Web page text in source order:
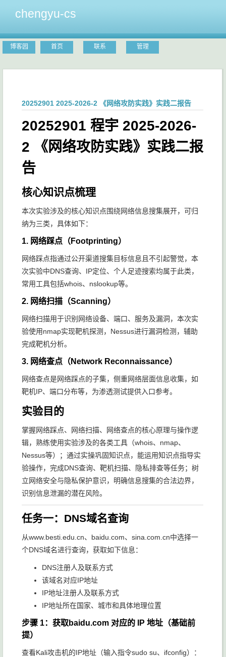
chengyu-cs
博客园 首页 联系 管理
20252901 2025-2026-2 《网络攻防实践》实践二报告
20252901 程宇 2025-2026-
2 《网络攻防实践》实践二报
告
核心知识点梳理
本次实验涉及的核心知识点围绕网络信息搜集展开，可归
纳为三类，具体如下：
1. 网络踩点（Footprinting）
网络踩点指通过公开渠道搜集目标信息且不引起警觉，本
次实验中DNS查询、IP定位、个人足迹搜索均属于此类，
常用工具包括whois、nslookup等。
2. 网络扫描（Scanning）
网络扫描用于识别网络设备、端口、服务及漏洞，本次实
验使用nmap实现靶机探测，Nessus进行漏洞检测，辅助
完成靶机分析。
3. 网络查点（Network Reconnaissance）
网络查点是网络踩点的子集，侧重网络层面信息收集，如
靶机IP、端口分布等，为渗透测试提供入口参考。
实验目的
掌握网络踩点、网络扫描、网络查点的核心原理与操作逻
辑，熟练使用实验涉及的各类工具（whois、nmap、
Nessus等）；通过实操巩固知识点，能运用知识点指导实
验操作，完成DNS查询、靶机扫描、隐私排查等任务；树
立网络安全与隐私保护意识，明确信息搜集的合法边界，
识别信息泄漏的潜在风险。
任务一：DNS域名查询
从www.besti.edu.cn、baidu.com、sina.com.cn中选择一
个DNS域名进行查询，获取如下信息：
DNS注册人及联系方式
该域名对应IP地址
IP地址注册人及联系方式
IP地址所在国家、城市和具体地理位置
步骤 1：获取baidu.com 对应的 IP 地址（基础前
提）
查看Kali攻击机的IP地址（输入指令sudo su、 ifconfig）：